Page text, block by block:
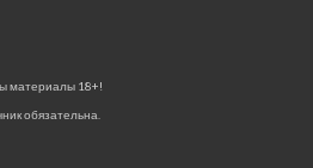
материалы 18+!
обязательна.